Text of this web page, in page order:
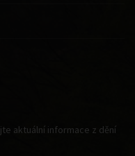
aktuální informace z dění